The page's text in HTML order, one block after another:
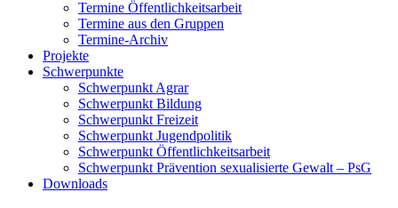
Termine Öffentlichkeitsarbeit
Termine aus den Gruppen
Termine-Archiv
Projekte
Schwerpunkte
Schwerpunkt Agrar
Schwerpunkt Bildung
Schwerpunkt Freizeit
Schwerpunkt Jugendpolitik
Schwerpunkt Öffentlichkeitsarbeit
Schwerpunkt Prävention sexualisierte Gewalt – PsG
Downloads